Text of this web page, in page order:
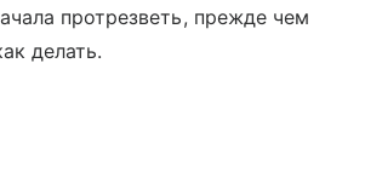
протрезветь, прежде чем
делать.